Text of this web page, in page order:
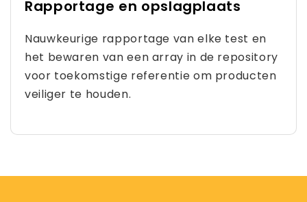
Rapportage en opslagplaats
Nauwkeurige rapportage van elke test en
het bewaren van een array in de repository
voor toekomstige referentie om producten
veiliger te houden.